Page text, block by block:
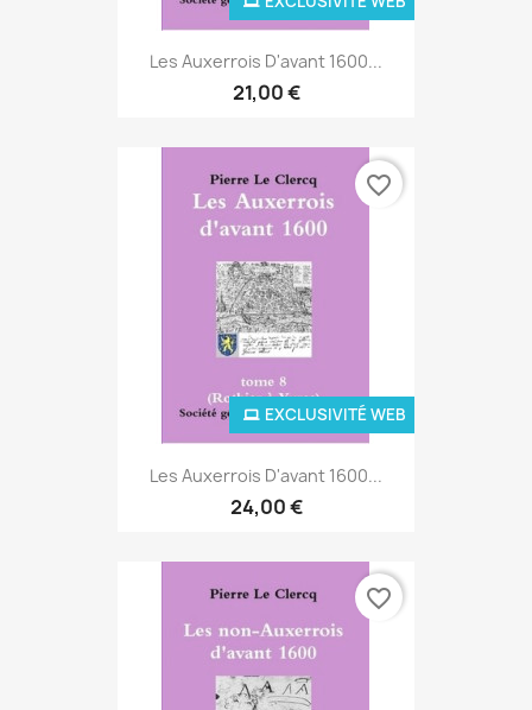
Les Auxerrois D'avant 1600...
21,00 €
Les Auxerrois D'avant 1600...
24,00 €
EXCLUSIVITÉ WEB
favorite_border
favorite_border